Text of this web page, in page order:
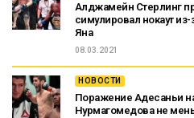
Алджамейн Стерлинг
симулировал нокаут
Яна
08.03.2021
НОВОСТИ
Поражение Адесаньи
Нурмагомедова не